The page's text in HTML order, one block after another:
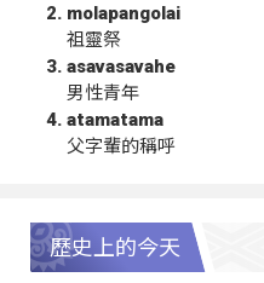
molapangolai
祖靈祭
asavasavahe
男性青年
atamatama
父字輩的稱呼
歷史上的今天